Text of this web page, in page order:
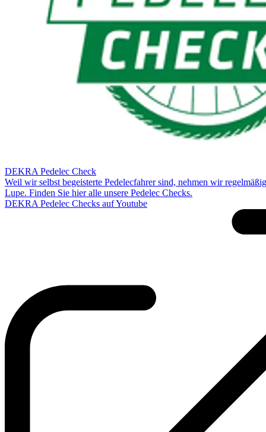
DEKRA Pedelec Check
Weil wir selbst begeisterte Pedelecfahrer sind, nehmen wir
Lupe. Finden Sie hier alle unsere Pedelec Checks.
DEKRA Pedelec Checks auf Youtube